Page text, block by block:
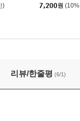
) 7,200원
입니다
리뷰/한줄평 (6/1)